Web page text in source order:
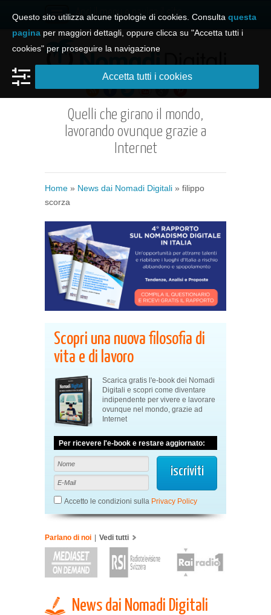
Apri il menu e naviga il sito
Quelli che girano il mondo,
lavorando ovunque grazie a
Internet
Home » News dai Nomadi Digitali » filippo
scorza
Scopri una nuova filosofia di
vita e di lavoro
Scarica gratis l'e-book dei Nomadi
Digitali e scopri come diventare
indipendente per vivere e lavorare
ovunque nel mondo, grazie ad
Internet
Per ricevere l'e-book e restare aggiornato:
Accetto le condizioni sulla Privacy Policy
Parlano di noi | Vedi tutti
News dai Nomadi Digitali
Questo sito utilizza alcune tipologie di cookies. Consulta questa
pagina per maggiori dettagli, oppure clicca su "Accetta tutti i
cookies" per proseguire la navigazione
Accetta tutti i cookies